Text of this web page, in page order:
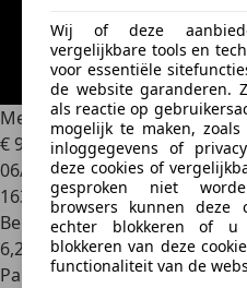
Mercedes-Benz A 150Classic
€ 900
06/2005
163.890 km
Benzine
6,2 l/100 km (comb.)
Particulier
Wij of deze
vergelijkbare tools en
voor essentiële
de website garanderen.
als reactie op
mogelijk te maken,
inloggegevens of
deze cookies of
gesproken niet
browsers kunnen deze
echter blokkeren of u
blokkeren van deze
functionaliteit van de